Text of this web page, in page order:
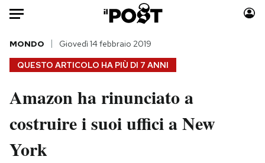
Auto
HOME
Italia
Politica
Tecnologia
Moda
Consumismi
QUESTO ARTICOLO HA PIÙ DI 7 ANNI
MONDO Giovedì 14 febbraio 2019
Amazon ha rinunciato a
costruire i suoi uffici a New
York